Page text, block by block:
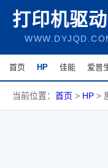
打印机驱
首页 HP 佳能 爱普
当前位置： 首页 > HP >